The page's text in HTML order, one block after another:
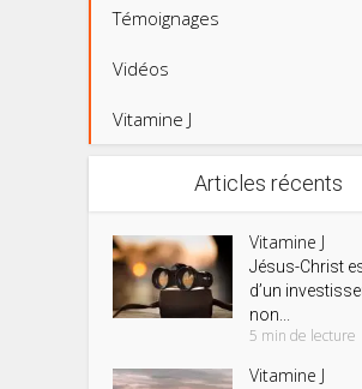
Témoignages
Vidéos
Vitamine J
Articles récents
Vitamine J
Jésus-Christ
d’un
non...
5 min de lecture
Vitamine J